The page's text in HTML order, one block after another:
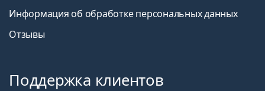
Информация об обработке персональных данных
Отзывы
Поддержка клиентов